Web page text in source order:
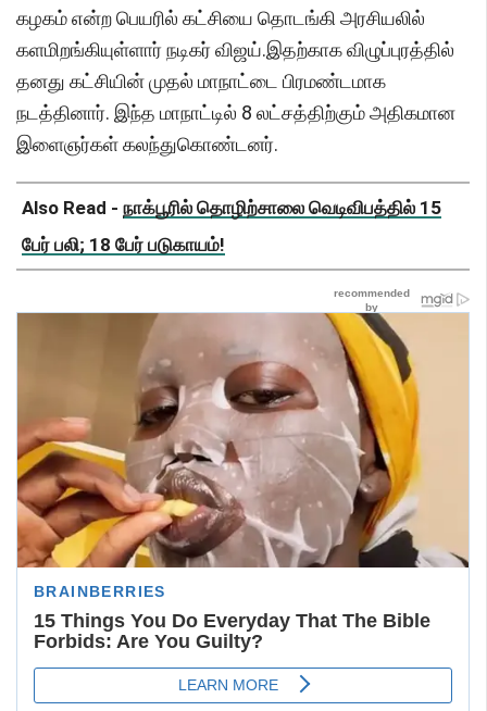
கழகம் என்ற பெயரில் கட்சியை தொடங்கி அரசியலில்
களமிறங்கியுள்ளார் நடிகர் விஜய்.இதற்காக விழுப்புரத்தில்
தனது கட்சியின் முதல் மாநாட்டை பிரமண்டமாக
நடத்தினார். இந்த மாநாட்டில் 8 லட்சத்திற்கும் அதிகமான
இளைஞர்கள் கலந்துகொண்டனர்.
Also Read - நாக்பூரில் தொழிற்சாலை வெடிவிபத்தில் 15
பேர் பலி; 18 பேர் படுகாயம்!